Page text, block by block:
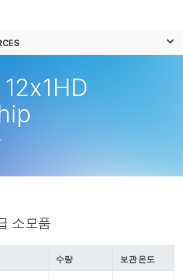
소모품
수량 보관 온도
높은 콘텐츠를 확인하실 수 있
심 분야를 선택해 주세요:
연구
임상 종양학 연구
생식 보건 연구